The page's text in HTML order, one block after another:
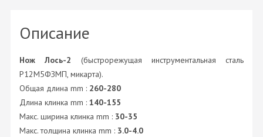
Описание
Нож Лось-2 (быстрорежущая инструментальная сталь
Р12М5ФЗМП, микарта).
Общая длина mm : 260-280
Длина клинка mm : 140-155
Макс. ширина клинка mm : 30-35
Макс. толщина клинка mm : 3.0-4.0